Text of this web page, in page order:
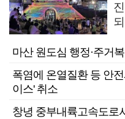
마산 원도심 행정·주거
폭염에 온열질환 등 안
이스' 취소
창녕 중부내륙고속도